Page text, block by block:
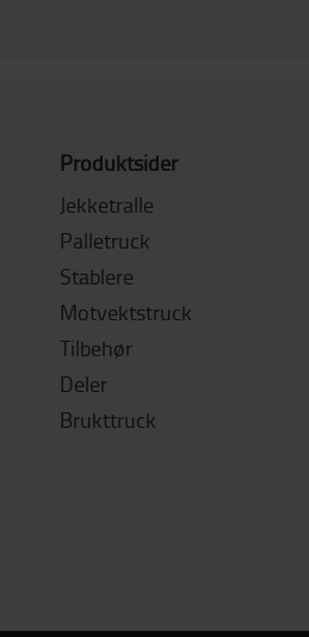
Produktsider
Jekketralle
Palletruck
Stablere
Motvektstruck
Tilbehør
Deler
Brukttruck